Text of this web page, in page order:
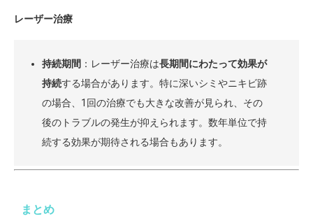
レーザー治療
持続期間 ：レーザー治療は長期間にわたって効果が
持続する場合があります。特に深いシミやニキビ跡
の場合、1回の治療でも大きな改善が見られ、その
後のトラブルの発生が抑えられます。数年単位で持
続する効果が期待される場合もあります。
まとめ